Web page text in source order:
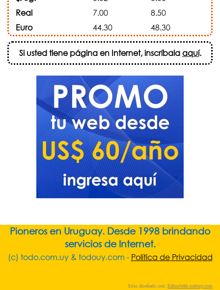
Real
7.00
8.50
Euro
44.30 48.30
Si usted tiene página en Internet, inscríbalaaquí.
Pioneros en Uruguay. Desde 1998 brindando
servicios de Internet.
(c) todo.com.uy & todouy.com - Política de Privacidad
Sitio diseñado con: EditorWeb.todouy.com